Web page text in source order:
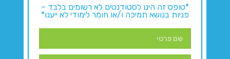
*טופס זה הינו לסטודנטים לא רשומים בלבד –
פניות בנושא תמיכה ו/או חומר לימודי לא ייענו*